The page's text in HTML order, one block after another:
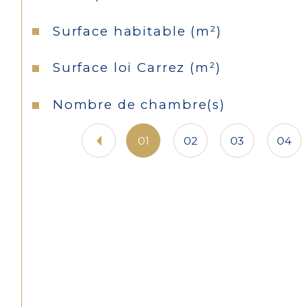
Surface habitable (m²)
Surface loi Carrez (m²)
Nombre de chambre(s)
01 02 03 04